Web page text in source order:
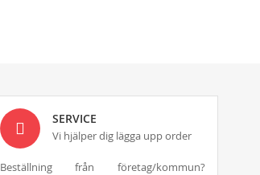
SERVICE
Vi hjälper dig lägga upp order
Beställning från företag/kommun?